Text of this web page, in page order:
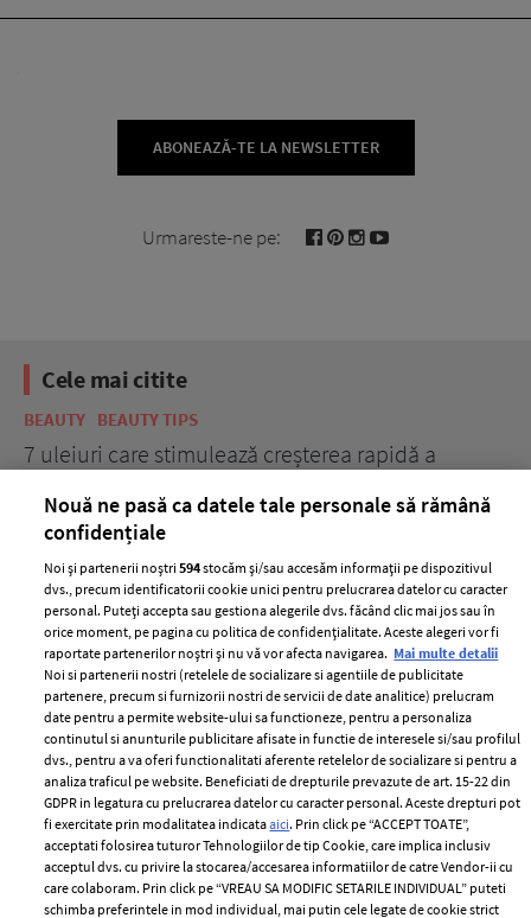
ABONEAZĂ-TE LA NEWSLETTER
Urmareste-ne pe:
Cele mai citite
BEAUTY BEAUTY TIPS
7 uleiuri care stimulează creșterea rapidă a
ELLE Style Awards
2024
Despre ELLE
Romania
Contact
Abonamente
Termeni si conditii
Politica de
confidențialitate
Politica de cookies
Publicitate
Nouă ne pasă ca datele tale personale să rămână
confidențiale
Noi și partenerii noștri594stocăm și/sau accesăm informații pe dispozitivul
dvs., precum identificatorii cookie unici pentru prelucrarea datelor cu caracter
personal. Puteți accepta sau gestiona alegerile dvs. făcând clic mai jos sau în
orice moment, pe pagina cu politica de confidențialitate. Aceste alegeri vor fi
raportate partenerilor noștri și nu vă vor afecta navigarea. Mai multe detalii
Noi si partenerii nostri (retelele de socializare si agentiile de publicitate
partenere, precum si furnizorii nostri de servicii de date analitice) prelucram
date pentru a permite website-ului sa functioneze, pentru a personaliza
continutul si anunturile publicitare afisate in functie de interesele si/sau profilul
dvs., pentru a va oferi functionalitati aferente retelelor de socializare si pentru a
analiza traficul pe website. Beneficiati de drepturile prevazute de art. 15-22 din
GDPR in legatura cu prelucrarea datelor cu caracter personal. Aceste drepturi pot
fi exercitate prin modalitatea indicataaici. Prin click pe “ACCEPT TOATE”,
acceptati folosirea tuturor Tehnologiilor de tip Cookie, care implica inclusiv
acceptul dvs. cu privire la stocarea/accesarea informatiilor de catre Vendor-ii cu
care colaboram. Prin click pe “VREAU SA MODIFIC SETARILE INDIVIDUAL” puteti
schimba preferintele in mod individual, mai putin cele legate de cookie strict